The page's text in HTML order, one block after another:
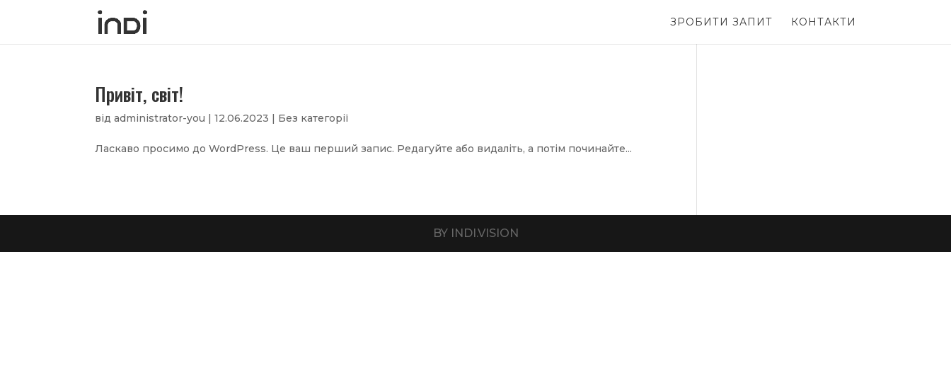
ЗРОБИТИ ЗАПИТ КОНТАКТИ
Привіт, світ!
відadministrator-you |12.06.2023 | Без категорії
Ласкаво просимо до WordPress. Це ваш перший запис. Редагуйте або видаліть, а потім починайте...
BY INDI.VISION